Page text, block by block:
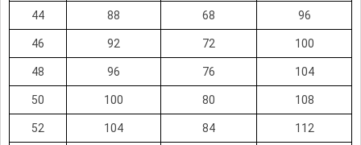
44 88 68 96
46 92 72 100
48 96 76 104
50 100 80 108
52 104 84 112